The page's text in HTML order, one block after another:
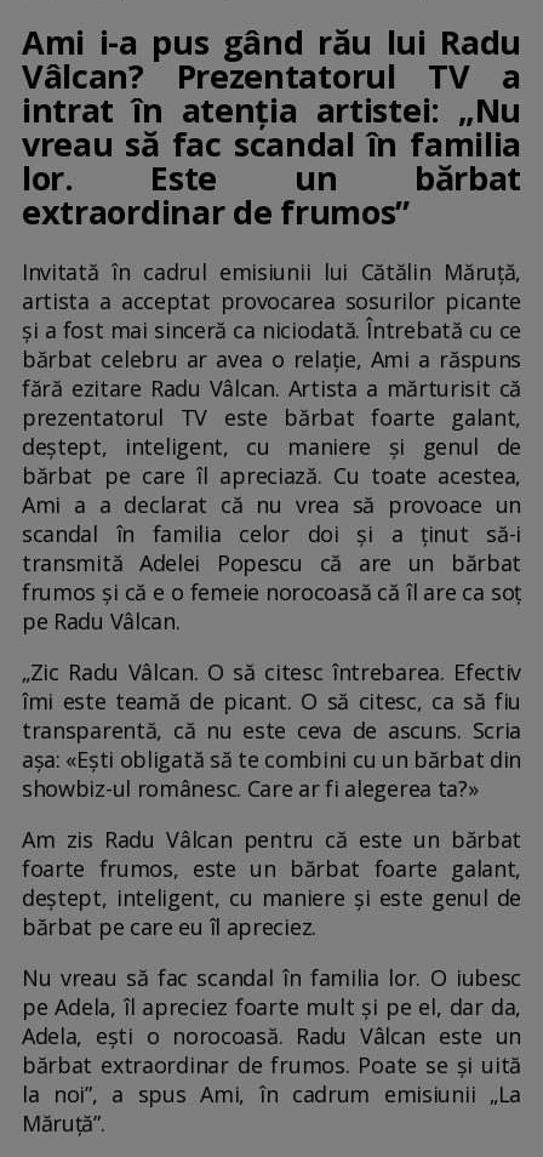
Ami i-a pus gând rău lui Radu
Vâlcan? Prezentatorul TV a
intrat în atenția artistei: „Nu
vreau să fac scandal în familia
lor. Este un bărbat
extraordinar de frumos”
Invitată în cadrul emisiunii lui Cătălin Măruță,
artista a acceptat provocarea sosurilor picante
și a fost mai sinceră ca niciodată. Întrebată cu ce
bărbat celebru ar avea o relație, Ami a răspuns
fără ezitare Radu Vâlcan. Artista a mărturisit că
prezentatorul TV este bărbat foarte galant,
deștept, inteligent, cu maniere și genul de
bărbat pe care îl apreciază. Cu toate acestea,
Ami a a declarat că nu vrea să provoace un
scandal în familia celor doi și a ținut să-i
transmită Adelei Popescu că are un bărbat
frumos și că e o femeie norocoasă că îl are ca soț
pe Radu Vâlcan.
„Zic Radu Vâlcan. O să citesc întrebarea. Efectiv
îmi este teamă de picant. O să citesc, ca să fiu
transparentă, că nu este ceva de ascuns. Scria
așa: «Ești obligată să te combini cu un bărbat din
showbiz-ul românesc. Care ar fi alegerea ta?»
Am zis Radu Vâlcan pentru că este un bărbat
foarte frumos, este un bărbat foarte galant,
deștept, inteligent, cu maniere și este genul de
bărbat pe care eu îl apreciez.
Nu vreau să fac scandal în familia lor. O iubesc
pe Adela, îl apreciez foarte mult și pe el, dar da,
Adela, ești o norocoasă. Radu Vâlcan este un
bărbat extraordinar de frumos. Poate se și uită
la noi”, a spus Ami, în cadrum emisiunii „La
Măruță”.